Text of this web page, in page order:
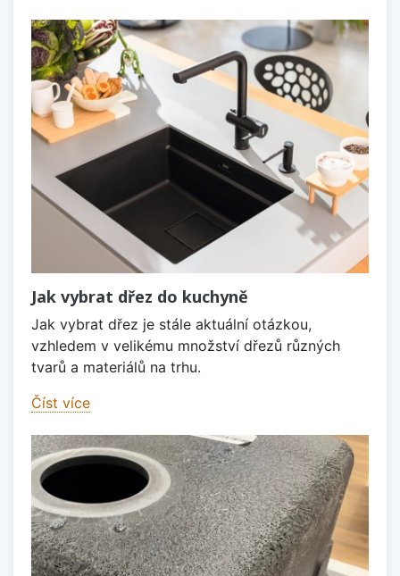
Jak vybrat dřez do kuchyně
Jak vybrat dřez je stále aktuální otázkou,
vzhledem v velikému množství dřezů různých
tvarů a materiálů na trhu.
Číst více